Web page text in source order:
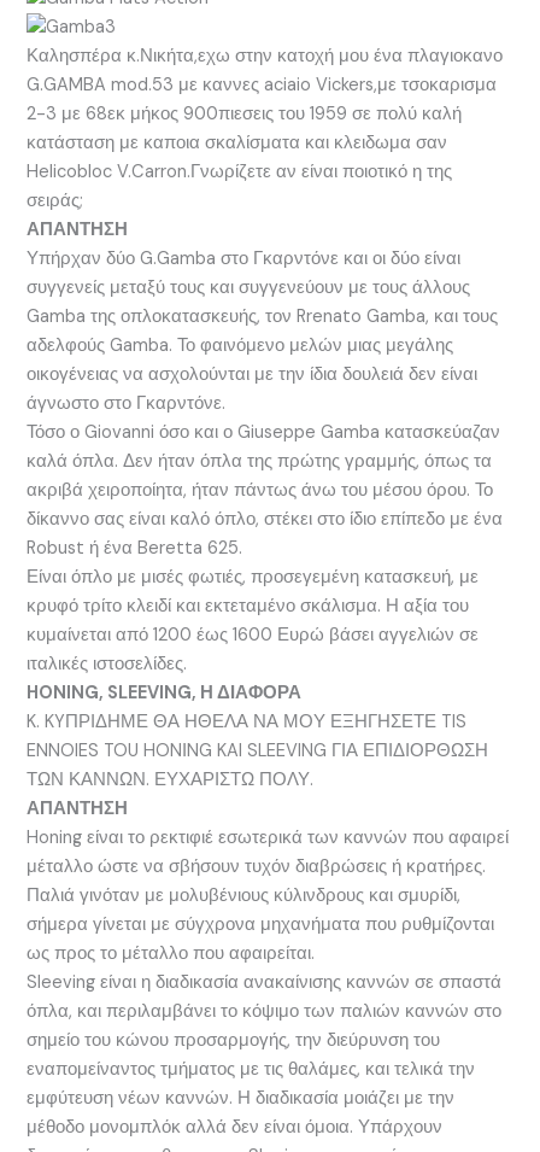
Καλησπέρα κ.Νικήτα,εχω στην κατοχή μου ένα πλαγιοκανο
G.GAMBA mod.53 με καννες aciaio Vickers,με τσοκαρισμα
2-3 με 68εκ μήκος 900πιεσεις του 1959 σε πολύ καλή
κατάσταση με καποια σκαλίσματα και κλειδωμα σαν
Helicobloc V.Carron.Γνωρίζετε αν είναι ποιοτικό η της
σειράς;
ΑΠΑΝΤΗΣΗ
Υπήρχαν δύο G.Gamba στο Γκαρντόνε και οι δύο είναι
συγγενείς μεταξύ τους και συγγενεύουν με τους άλλους
Gamba της οπλοκατασκευής, τον Rrenato Gamba, και τους
αδελφούς Gamba. Το φαινόμενο μελών μιας μεγάλης
οικογένειας να ασχολούνται με την ίδια δουλειά δεν είναι
άγνωστο στο Γκαρντόνε.
Τόσο ο Giovanni όσο και ο Giuseppe Gamba κατασκεύαζαν
καλά όπλα. Δεν ήταν όπλα της πρώτης γραμμής, όπως τα
ακριβά χειροποίητα, ήταν πάντως άνω του μέσου όρου. Το
δίκαννο σας είναι καλό όπλο, στέκει στο ίδιο επίπεδο με ένα
Robust ή ένα Beretta 625.
Είναι όπλο με μισές φωτιές, προσεγεμένη κατασκευή, με
κρυφό τρίτο κλειδί και εκτεταμένο σκάλισμα. Η αξία του
κυμαίνεται από 1200 έως 1600 Ευρώ βάσει αγγελιών σε
ιταλικές ιστοσελίδες.
HONING, SLEEVING, Η ΔΙΑΦΟΡΑ
K. KYΠΡΙΔΗΜΕ ΘΑ ΗΘΕΛΑ ΝΑ ΜΟΥ ΕΞΗΓΗΣΕΤΕ TIS
ENNOIES TOU HONΙNG KAI SLEEVING ΓΙΑ ΕΠΙΔΙΟΡΘΩΣΗ
ΤΩΝ ΚΑΝΝΩΝ. ΕΥΧΑΡΙΣΤΩ ΠΟΛΥ.
ΑΠΑΝΤΗΣΗ
Honing είναι το ρεκτιφιέ εσωτερικά των καννών που αφαιρεί
μέταλλο ώστε να σβήσουν τυχόν διαβρώσεις ή κρατήρες.
Παλιά γινόταν με μολυβένιους κύλινδρους και σμυρίδι,
σήμερα γίνεται με σύγχρονα μηχανήματα που ρυθμίζονται
ως προς το μέταλλο που αφαιρείται.
Sleeving είναι η διαδικασία ανακαίνισης καννών σε σπαστά
όπλα, και περιλαμβάνει το κόψιμο των παλιών καννών στο
σημείο του κώνου προσαρμογής, την διεύρυνση του
εναπομείναντος τμήματος με τις θαλάμες, και τελικά την
εμφύτευση νέων καννών. Η διαδικασία μοιάζει με την
μέθοδο μονομπλόκ αλλά δεν είναι όμοια. Υπάρχουν